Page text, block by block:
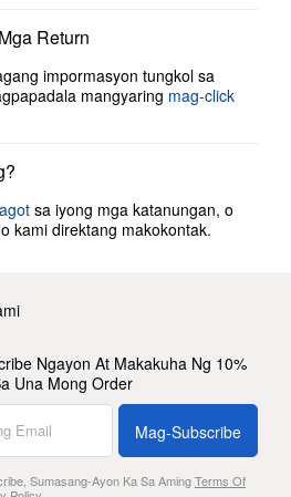
Return
impormasyon tungkol sa
mangyaring mag-click
sa iyong mga katanungan, o
kami direktang makokontak.
Ngayon At Makakuha Ng 10%
Una Mong Order
Mag-Subscribe
Sumasang-Ayon Ka Sa AmingTerms Of